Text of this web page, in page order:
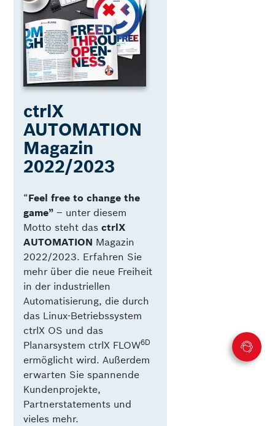
ctrlX
AUTOMATION
Magazin
2022/2023
“Feel free to change the
game” ­– unter diesem
Motto steht dasctrlX
AUTOMATION Magazin
2022/2023. Erfahren Sie
mehr über die neue Freiheit
in der industriellen
Automatisierung, die durch
das Linux-Betriebssystem
ctrlX OS und das
Planarsystem ctrlX FLOW6D
ermöglicht wird. Außerdem
erwarten Sie spannende
Kundenprojekte,
Partnerstatements und
vieles mehr.